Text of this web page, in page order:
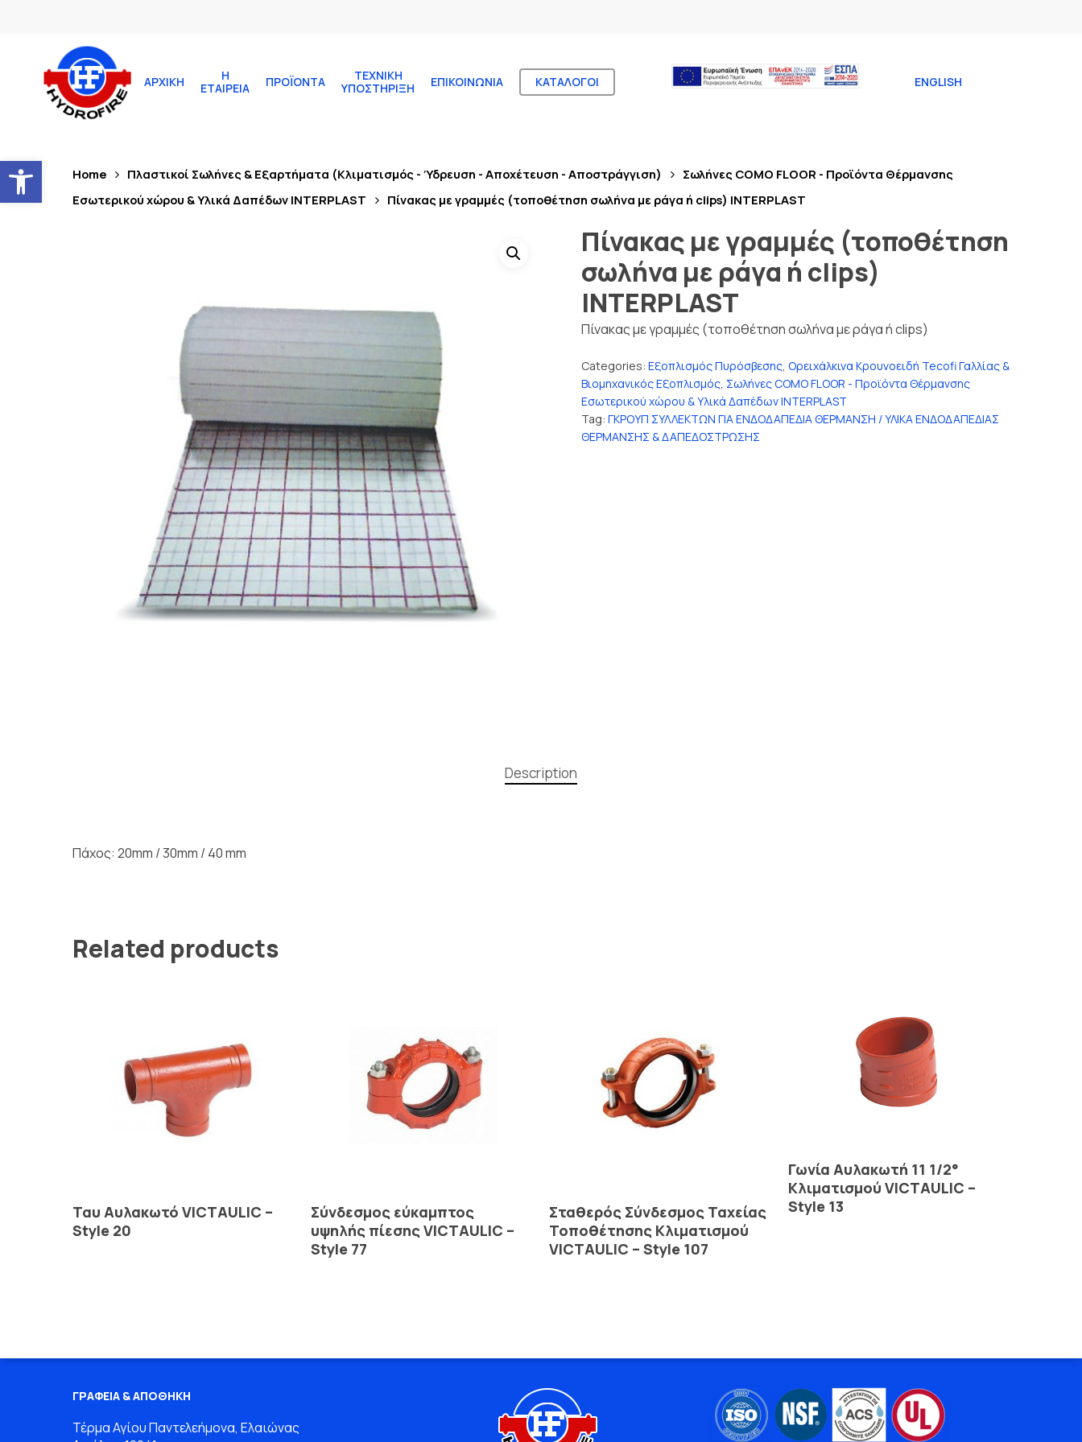
Ανοίξτε τη γραμμή εργαλείων
ΑΡΧΙΚΉ
Η
ΕΤΑΙΡΕΊΑ
ΠΡΟΪΌΝΤΑ
ΤΕΧΝΙΚΉ
ΥΠΟΣΤΉΡΙΞΗ
ΕΠΙΚΟΙΝΩΝΊΑ ΚΑΤΆΛΟΓΟΙ ENGLISH
Home Πλαστικοί Σωλήνες & Εξαρτήματα (Κλιματισμός - Ύδρευση - Αποχέτευση - Αποστράγγιση)
Σωλήνες COMO FLOOR - Προϊόντα Θέρμανσης
Εσωτερικού χώρου & Υλικά Δαπέδων INTERPLAST
Πίνακας με γραμμές (τοποθέτηση σωλήνα με ράγα ή clips) INTERPLAST
Πίνακας με γραμμές (τοποθέτηση
σωλήνα με ράγα ή clips)
INTERPLAST
Πίνακας με γραμμές (τοποθέτηση σωλήνα με ράγα ή clips)
Categories: Εξοπλισμός Πυρόσβεσης Ορειχάλκινα Κρουνοειδή Tecofi Γαλλίας &
Βιομηχανικός Εξοπλισμός Σωλήνες COMO FLOOR - Προϊόντα Θέρμανσης
Εσωτερικού χώρου & Υλικά Δαπέδων INTERPLAST
Tag: ΓΚΡΟΥΠ ΣΥΛΛΕΚΤΩΝ ΓΙΑ ΕΝΔΟΔΑΠΕΔΙΑ ΘΕΡΜΑΝΣΗ / ΥΛΙΚΑ ΕΝΔΟΔΑΠΕΔΙΑΣ
ΘΕΡΜΑΝΣΗΣ & ΔΑΠΕΔΟΣΤΡΩΣΗΣ
Description
Πάχος: 20mm / 30mm / 40 mm
Related products
Read More
Ταυ Αυλακωτό VICTAULIC –
Style 20
Read More
Σύνδεσμος εύκαμπτος
υψηλής πίεσης VICTAULIC –
Style 77
Read More
Σταθερός Σύνδεσμος Ταχείας
Τοποθέτησης Κλιματισμού
VICTAULIC – Style 107
Read More
Γωνία Αυλακωτή 11 1/2°
Κλιματισμού VICTAULIC –
Style 13
ΓΡΑΦΕΙΑ & ΑΠΟΘΗΚΗ
Τέρμα Αγίου Παντελεήμονα, Ελαιώνας